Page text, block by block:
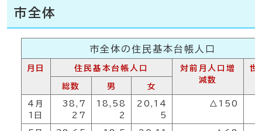
市全体
市全体の住民基本台帳人口
月日 住民基本台帳人口
対前月人口増
減数
世
総数 男 女
4月
1日
38,7
27
18,58
2
20,14
5
△150